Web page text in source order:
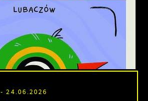
- 24.06.2026